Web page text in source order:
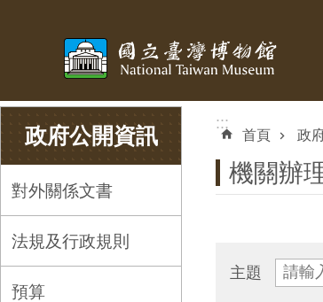
政府公開資訊
對外關係文書
法規及行政規則
預算
:::
首頁 政
機關辦
主題